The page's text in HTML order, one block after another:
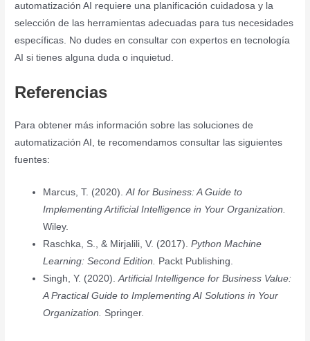
automatización AI requiere una planificación cuidadosa y la
selección de las herramientas adecuadas para tus necesidades
específicas. No dudes en consultar con expertos en tecnología
AI si tienes alguna duda o inquietud.
Referencias
Para obtener más información sobre las soluciones de
automatización AI, te recomendamos consultar las siguientes
fuentes:
Marcus, T. (2020).AI for Business: A Guide to
Implementing Artificial Intelligence in Your Organization.
Wiley.
Raschka, S., & Mirjalili, V. (2017).Python Machine
Learning: Second Edition. Packt Publishing.
Singh, Y. (2020).Artificial Intelligence for Business Value:
A Practical Guide to Implementing AI Solutions in Your
Organization. Springer.